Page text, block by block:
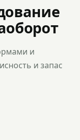
и
и запас